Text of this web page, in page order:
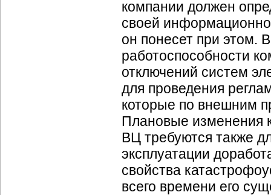
компании должен
своей
он понесет при этом.
работоспособности
отключений систем
для проведения
которые по внешним
Плановые изменения
ВЦ требуются также
эксплуатации
свойства
всего времени его